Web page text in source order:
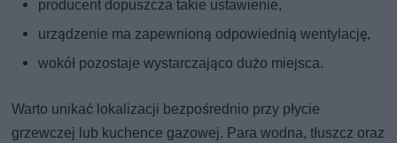
producent dopuszcza takie ustawienie,
urządzenie ma zapewnioną odpowiednią wentylację,
wokół pozostaje wystarczająco dużo miejsca.
Warto unikać lokalizacji bezpośrednio przy płycie
grzewczej lub kuchence gazowej. Para wodna, tłuszcz oraz